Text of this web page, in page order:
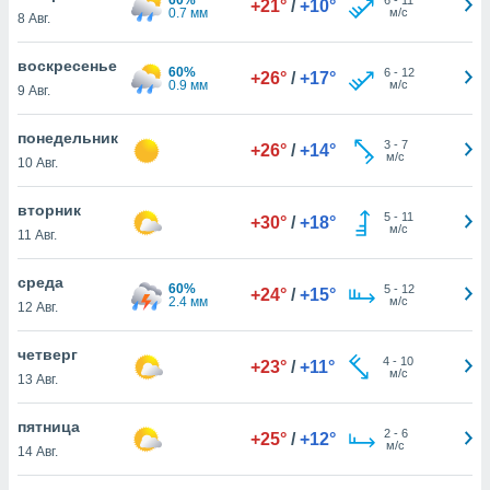
действия
рекламу
нашей
cookie
cookie
в
нашего
8 Авг.
0.7 мм
+21° / +10°
м/с
воскресенье
9 Авг.
60%
0.9 мм
+26° / +17° 6- 12
м/с
понедельник
10 Авг.
+26° / +14° 3- 7
м/с
вторник
11 Авг.
+30° / +18° 5- 11
м/с
среда
12 Авг.
60%
2.4 мм
+24° / +15° 5- 12
м/с
четверг
13 Авг.
+23° / +11° 4 - 10
м/с
пятница
14 Авг.
+25° / +12° 2- 6
м/с